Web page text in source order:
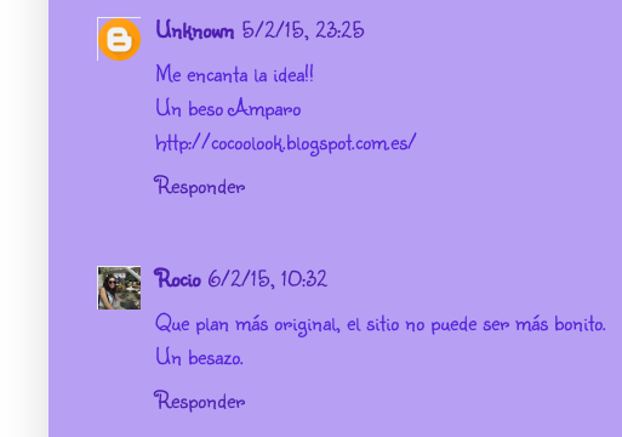
Unknown 5/2/15, 23:25
Me encanta la idea!!
Un beso Amparo
http://cocoolook.blogspot.com.es/
Responder
Rocio 6/2/15, 10:32
Que plan más original, el sitio no puede ser más bonito.
Un besazo.
Responder